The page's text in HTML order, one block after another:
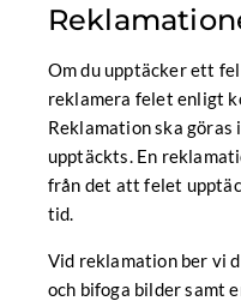
Om du upptäcker ett
reklamera felet enligt
Reklamation ska
upptäckts. En
från det att felet
tid.
Vid reklamation ber vi
och bifoga bilder samt